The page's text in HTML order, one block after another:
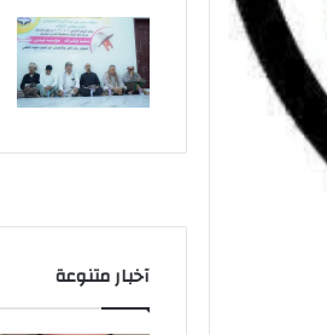
آخبار متنوعة